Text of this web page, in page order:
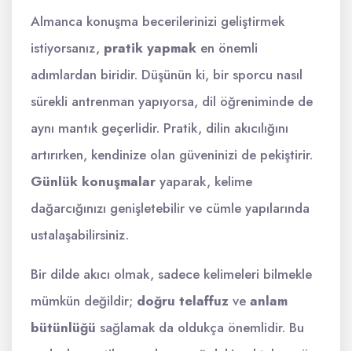
Almanca konuşma becerilerinizi geliştirmek
istiyorsanız, pratik yapmak en önemli
adımlardan biridir. Düşünün ki, bir sporcu nasıl
sürekli antrenman yapıyorsa, dil öğreniminde de
aynı mantık geçerlidir. Pratik, dilin akıcılığını
artırırken, kendinize olan güveninizi de pekiştirir.
Günlük konuşmalar yaparak, kelime
dağarcığınızı genişletebilir ve cümle yapılarında
ustalaşabilirsiniz.
Bir dilde akıcı olmak, sadece kelimeleri bilmekle
mümkün değildir; doğru telaffuz ve anlam
bütünlüğü sağlamak da oldukça önemlidir. Bu